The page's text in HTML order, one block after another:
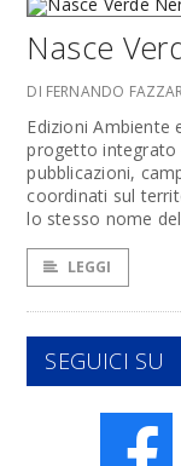
Nasce
DI FERNANDO
Edizioni Ambiente
progetto integrato
pubblicazioni,
coordinati sul
lo stesso nome
LEGGI
SEGUICI SU